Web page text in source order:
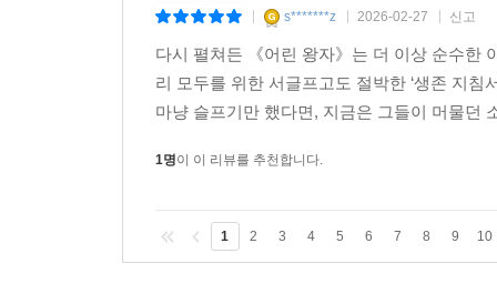
s*******z 2026-02-27 신고
다시 펼쳐든 《어린 왕자》는 더 이상 순수한
리 모두를 위한 서글프고도 절박한 ‘생존 지
마냥 슬프기만 했다면, 지금은 그들이 머물던
1명이 이 리뷰를 추천합니다.
1 2 3 4 5 6 7 8 9 10